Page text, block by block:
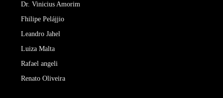
Dr. Vinicius Amorim
Fhilipe Pelájjio
Leandro Jahel
Luiza Malta
Rafael angeli
Renato Oliveira